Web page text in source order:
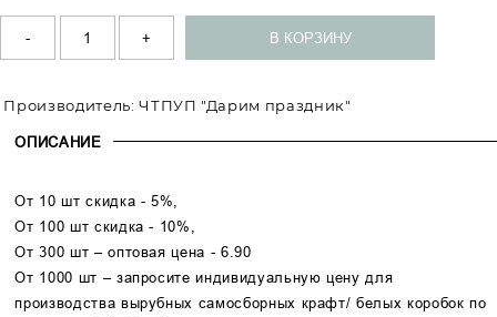
Производитель:ЧТПУП "Дарим праздник"
ОПИСАНИЕ
От 10 шт скидка - 5%,
От 100 шт скидка - 10%,
От 300 шт – оптовая цена - 6.90
От 1000 шт – запросите индивидуальную цену для
производства вырубных самосборных крафт/ белых коробок по